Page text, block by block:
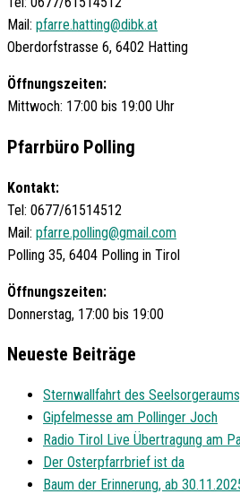
Mail: pfarre.hatting@dibk.at
Oberdorfstrasse 6, 6402 Hatting
Öffnungszeiten:
Mittwoch: 17:00 bis 19:00 Uhr
Pfarrbüro Polling
Kontakt:
Tel: 0677/61514512
Mail: pfarre.polling@gmail.com
Polling 35, 6404 Polling in Tirol
Öffnungszeiten:
Donnerstag, 17:00 bis 19:00
Neueste Beiträge
Sternwallfahrt des
Gipfelmesse am Pollinger Joch
Radio Tirol Live Übertragung am
Der Osterpfarrbrief ist da
Baum der Erinnerung, ab